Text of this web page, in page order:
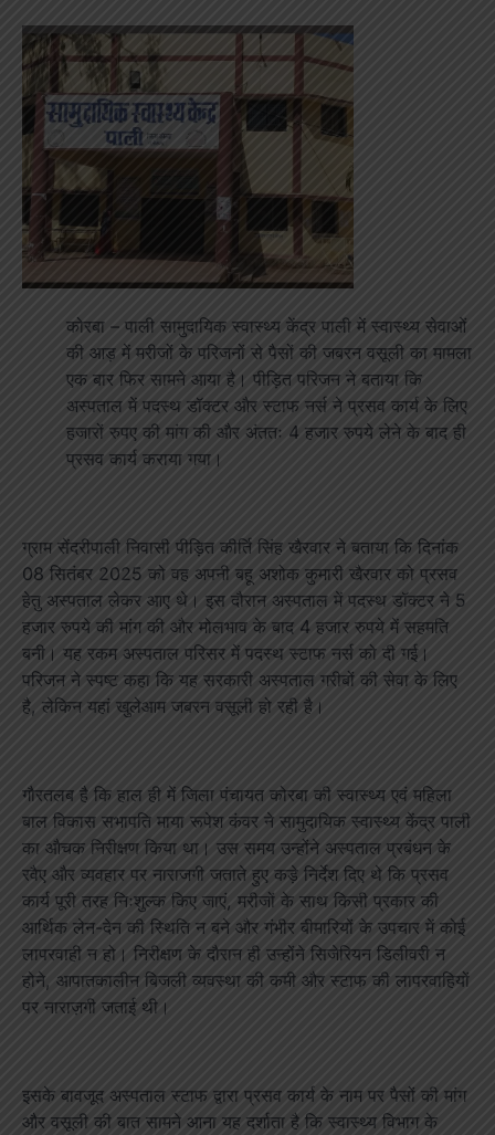
कोरबा – पाली सामुदायिक स्वास्थ्य केंद्र पाली में स्वास्थ्य सेवाओं
की आड़ में मरीजों के परिजनों से पैसों की जबरन वसूली का मामला
एक बार फिर सामने आया है। पीड़ित परिजन ने बताया कि
अस्पताल में पदस्थ डॉक्टर और स्टाफ नर्स ने प्रसव कार्य के लिए
हजारों रुपए की मांग की और अंततः 4 हजार रुपये लेने के बाद ही
प्रसव कार्य कराया गया।
ग्राम सेंदरीपाली निवासी पीड़ित कीर्ति सिंह खैरवार ने बताया कि दिनांक
08 सितंबर 2025 को वह अपनी बहू अशोक कुमारी खैरवार को प्रसव
हेतु अस्पताल लेकर आए थे। इस दौरान अस्पताल में पदस्थ डॉक्टर ने 5
हजार रुपये की मांग की और मोलभाव के बाद 4 हजार रुपये में सहमति
बनी। यह रकम अस्पताल परिसर में पदस्थ स्टाफ नर्स को दी गई।
परिजन ने स्पष्ट कहा कि यह सरकारी अस्पताल गरीबों की सेवा के लिए
है, लेकिन यहां खुलेआम जबरन वसूली हो रही है।
गौरतलब है कि हाल ही में जिला पंचायत कोरबा की स्वास्थ्य एवं महिला
बाल विकास सभापति माया रूपेश कंवर ने सामुदायिक स्वास्थ्य केंद्र पाली
का औचक निरीक्षण किया था। उस समय उन्होंने अस्पताल प्रबंधन के
रवैए और व्यवहार पर नाराजगी जताते हुए कड़े निर्देश दिए थे कि प्रसव
कार्य पूरी तरह निःशुल्क किए जाएं, मरीजों के साथ किसी प्रकार की
आर्थिक लेन-देन की स्थिति न बने और गंभीर बीमारियों के उपचार में कोई
लापरवाही न हो। निरीक्षण के दौरान ही उन्होंने सिजेरियन डिलीवरी न
होने, आपातकालीन बिजली व्यवस्था की कमी और स्टाफ की लापरवाहियों
पर नाराज़गी जताई थी।
इसके बावजूद अस्पताल स्टाफ द्वारा प्रसव कार्य के नाम पर पैसों की मांग
और वसूली की बात सामने आना यह दर्शाता है कि स्वास्थ्य विभाग के